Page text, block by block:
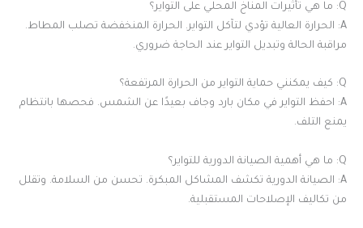
Q: ما هي تأثيرات المناخ المحلي على التواير؟
A: الحرارة العالية تؤدي لتآكل التواير. الحرارة المنخفضة تصلب المطاط.
مراقبة الحالة وتبديل التواير عند الحاجة ضروري.
Q: كيف يمكنني حماية التواير من الحرارة المرتفعة؟
A: احفظ التواير في مكان بارد وجاف بعيدًا عن الشمس. فحصها بانتظام
يمنع التلف.
Q: ما هي أهمية الصيانة الدورية للتواير؟
A: الصيانة الدورية تكشف المشاكل المبكرة. تحسن من السلامة. وتقلل
من تكاليف الإصلاحات المستقبلية.